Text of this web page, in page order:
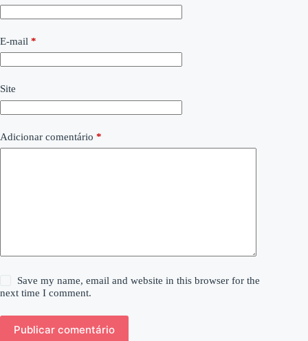
E-mail *
Site
Adicionar comentário *
Save my name, email and website in this browser for the
next time I comment.
Publicar comentário